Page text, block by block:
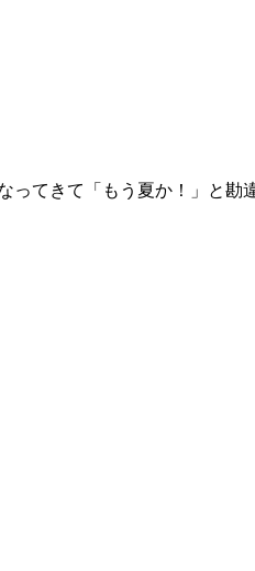
てきて「もう夏か！」と